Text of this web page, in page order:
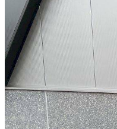
Ford Capri
Ford Cortina
Ford Escort
Ford F Serie
Ford Fiesta
Ford GT40
Ford Modell A
Ford Modell T
Ford Sierra
Ford Taunus
Ford Thunderbird
Ford V8